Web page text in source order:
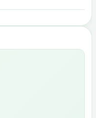
Опубликовать в ленте